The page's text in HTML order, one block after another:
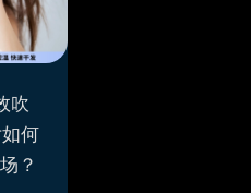
吹
何
？